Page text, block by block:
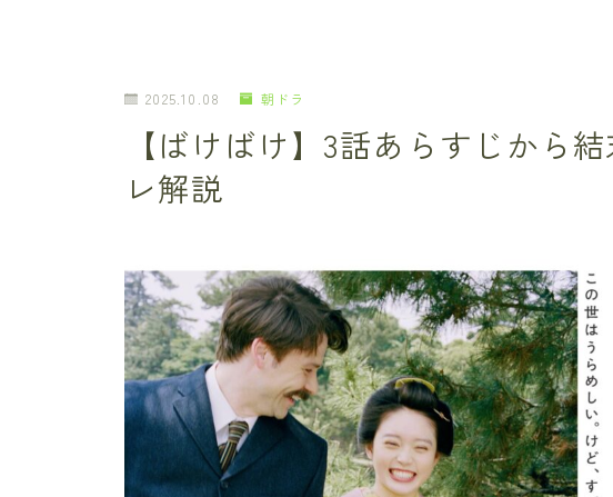
2025.10.08 朝ドラ
【ばけばけ】3話あらすじから
レ解説